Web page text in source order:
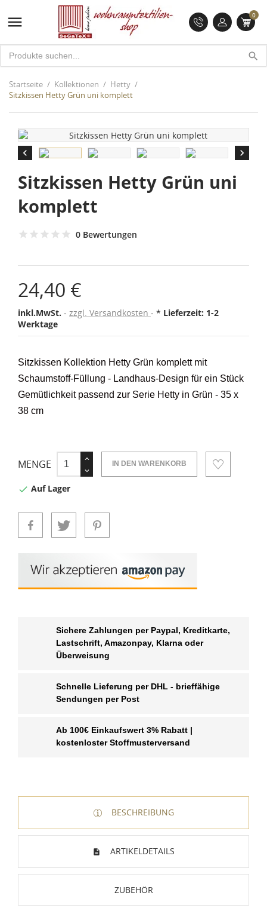
 0
search
Startseite Kollektionen
Hetty
Sitzkissen Hetty Grün uni komplett
 
Sitzkissen Hetty Grün uni
komplett
0 Bewertungen
24,40 €
inkl.MwSt. zzgl. Versandkosten * Lieferzeit: 1-2
Werktage
Sitzkissen Kollektion Hetty Grün komplett mit
Schaumstoff-Füllung - Landhaus-Design für ein Stück
Gemütlichkeit passend zur Serie Hetty in Grün - 35 x
38 cm
MENGE IN DEN WARENKORB
 Auf Lager
Sichere Zahlungen per Paypal, Kreditkarte,
Lastschrift, Amazonpay, Klarna oder
Überweisung
Schnelle Lieferung per DHL - brieffähige
Sendungen per Post
Ab 100€ Einkaufswert 3% Rabatt |
kostenloster Stoffmusterversand
BESCHREIBUNG
ARTIKELDETAILS
ZUBEHÖR